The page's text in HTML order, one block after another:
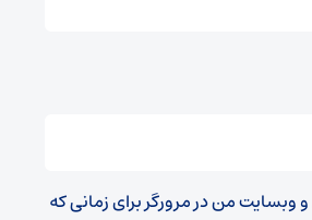
وبسایت من در مرورگر برای زمانی که